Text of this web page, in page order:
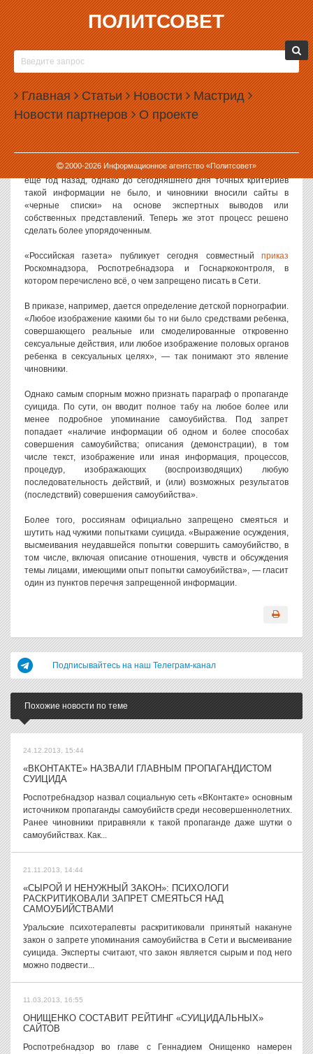
ПОЛИТСОВЕТ
Главная Статьи Новости Мастрид
Новости партнеров О проекте
2000-2026Информационное агентство «Политсовет»
21.11.2013, 09:26
РОССИЯНАМ ЗАПРЕТИЛИ ШУТИТЬ О
САМОУБИЙСТВАХ
Роскомнадзор опубликовал критерии информации, запрещенной
к распространению в Интернете. Под запретом оказалась не
только детская порнография и рецепты изготовления
наркотиков, но и даже высмеивание суицида.
Закон о запрещенной в Интернете информации вступил в силу
еще год назад, однако до сегодняшнего дня точных критериев
такой информации не было, и чиновники вносили сайты в
«черные списки» на основе экспертных выводов или
собственных представлений. Теперь же этот процесс решено
сделать более упорядоченным.
«Российская газета» публикует сегодня совместный приказ
Роскомнадзора, Роспотребнадзора и Госнаркоконтроля, в
котором перечислено всё, о чем запрещено писать в Сети.
В приказе, например, дается определение детской порнографии.
«Любое изображение какими бы то ни было средствами ребенка,
совершающего реальные или смоделированные откровенно
сексуальные действия, или любое изображение половых органов
ребенка в сексуальных целях», — так понимают это явление
чиновники.
Однако самым спорным можно признать параграф о пропаганде
суицида. По сути, он вводит полное табу на любое более или
менее подробное упоминание самоубийства. Под запрет
попадает «наличие информации об одном и более способах
совершения самоубийства; описания (демонстрации), в том
числе текст, изображение или иная информация, процессов,
процедур, изображающих (воспроизводящих) любую
последовательность действий, и (или) возможных результатов
(последствий) совершения самоубийства».
Более того, россиянам официально запрещено смеяться и
шутить над чужими попытками суицида. «Выражение осуждения,
высмеивания неудавшейся попытки совершить самоубийство, в
том числе, включая описание отношения, чувств и обсуждения
темы лицами, имеющими опыт попытки самоубийства», — гласит
один из пунктов перечня запрещенной информации.
Подписывайтесь на наш Телеграм-канал
Похожие новости по теме
24.12.2013, 15:44
«ВКОНТАКТЕ» НАЗВАЛИ ГЛАВНЫМ ПРОПАГАНДИСТОМ
СУИЦИДА
Роспотребнадзор назвал социальную сеть «ВКонтакте» основным
источником пропаганды самоубийств среди несовершеннолетних.
Ранее чиновники приравняли к такой пропаганде даже шутки о
самоубийствах. Как...
21.11.2013, 14:44
«СЫРОЙ И НЕНУЖНЫЙ ЗАКОН»: ПСИХОЛОГИ
РАСКРИТИКОВАЛИ ЗАПРЕТ СМЕЯТЬСЯ НАД
САМОУБИЙСТВАМИ
Уральские психотерапевты раскритиковали принятый накануне
закон о запрете упоминания самоубийства в Сети и высмеивание
суицида. Эксперты считают, что закон является сырым и под него
можно подвести...
11.03.2013, 16:55
ОНИЩЕНКО СОСТАВИТ РЕЙТИНГ «СУИЦИДАЛЬНЫХ»
САЙТОВ
Роспотребнадзор во главе с Геннадием Онищенко намерен